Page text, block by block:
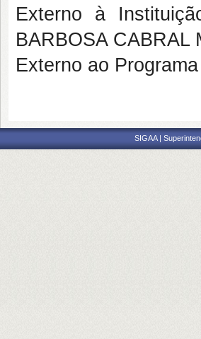
Externo à
BARBOSA CABRAL
Externo ao
SIGAA |